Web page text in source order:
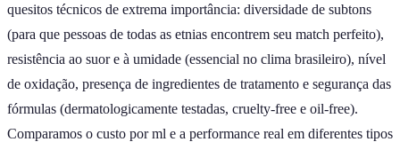
quesitos técnicos de extrema importância: diversidade de subtons
(para que pessoas de todas as etnias encontrem seu match perfeito),
resistência ao suor e à umidade (essencial no clima brasileiro), nível
de oxidação, presença de ingredientes de tratamento e segurança das
fórmulas (dermatologicamente testadas, cruelty-free e oil-free).
Comparamos o custo por ml e a performance real em diferentes tipos